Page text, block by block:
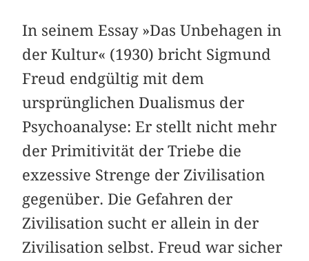
In seinem Essay »Das Unbehagen in
der Kultur« (1930) bricht Sigmund
Freud endgültig mit dem
ursprünglichen Dualismus der
Psychoanalyse: Er stellt nicht mehr
der Primitivität der Triebe die
exzessive Strenge der Zivilisation
gegenüber. Die Gefahren der
Zivilisation sucht er allein in der
Zivilisation selbst. Freud war sicher